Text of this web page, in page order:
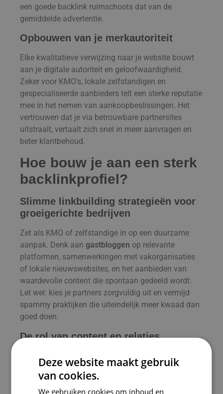
een goede backlink ruimschoots dat van de
gemiddelde advertentie.
Opbouwen van je merkautoriteit
Elke kwalitatieve verwijzing naar je website bouwt
aan je digitale autoriteit en geloofwaardigheid.
Zeker voor KMO’s, lokale zelfstandigen en
gespecialiseerde aanbieders telt een sterke reputatie
mee in het nemen van aankoopbeslissingen. Het
vertrouwen dat je via betrouwbare partnersites
uitstraalt, vertaalt zich snel in meer aanvragen en
beter klantbehoud.
Hoe bouw je aan een sterk
backlinkprofiel?
Slimme linkbuilding strategieën voor
groeigerichte bedrijven
Zet als KMO of zelfstandige in op een duurzame
aanpak. Denk aan gastbloggen op relevante
platformen, samenwerkingen met vakorganisaties
of lokale nieuwswebsites, en het aanbieden van
waardevolle content die spontaan gedeeld wordt.
Let wel: kies je partners zorgvuldig uit en vermijd
spammy praktijken die uiteindelijk meer kwaad dan
goed doen.
De rol van content en relaties
content en goede relaties in je netwerk. Publiceer
diepgaande artikels, handige gidsen of originele
onderzoeken waarin je jouw kennis deelt. Door
Deze website maakt gebruik
van cookies.
We gebruiken cookies om inhoud en